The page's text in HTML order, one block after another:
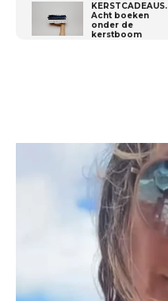
KERSTCADEAUS.
Acht boeken
onder de
kerstboom